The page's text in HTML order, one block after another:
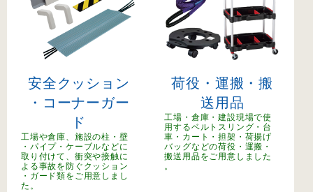
安全クッション
・コーナーガー
ド
工場や倉庫、施設の柱・壁
・パイプ・ケーブルなどに
取り付けて、衝突や接触に
よる事故を防ぐクッション
・ガード類をご用意しまし
た。
荷役・運搬・搬
送用品
工場・倉庫・建設現場で使
用するベルトスリング・台
車・カート・担架・荷揚げ
バッグなどの荷役・運搬・
搬送用品をご用意しました
。